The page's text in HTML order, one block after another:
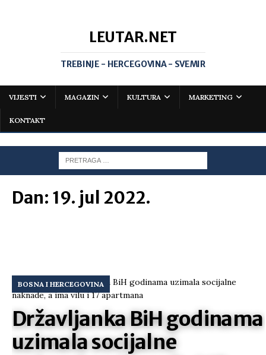
LEUTAR.NET
TREBINJE - HERCEGOVINA - SVEMIR
VIJESTI MAGAZIN KULTURA MARKETING
KONTAKT
Dan: 19. jul 2022.
BOSNA I HERCEGOVINA
Državljanka BiH godinama
uzimala socijalne